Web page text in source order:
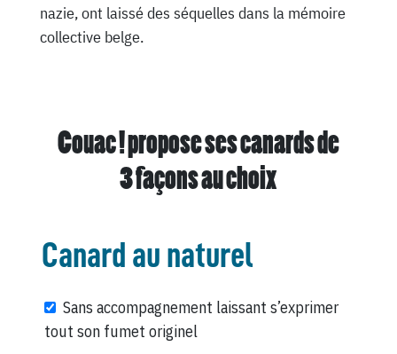
nazie, ont laissé des séquelles dans la mémoire
collective belge.
Couac ! propose ses canards de
3 façons au choix
Canard au naturel
Sans accompagnement laissant s’exprimer
tout son fumet originel